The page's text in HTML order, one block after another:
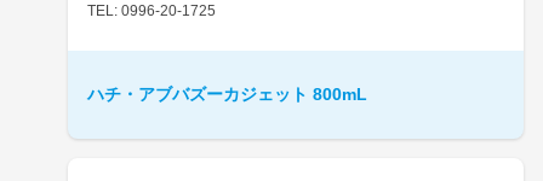
TEL: 0996-20-1725
ハチ・アブバズーカジェット 800mL